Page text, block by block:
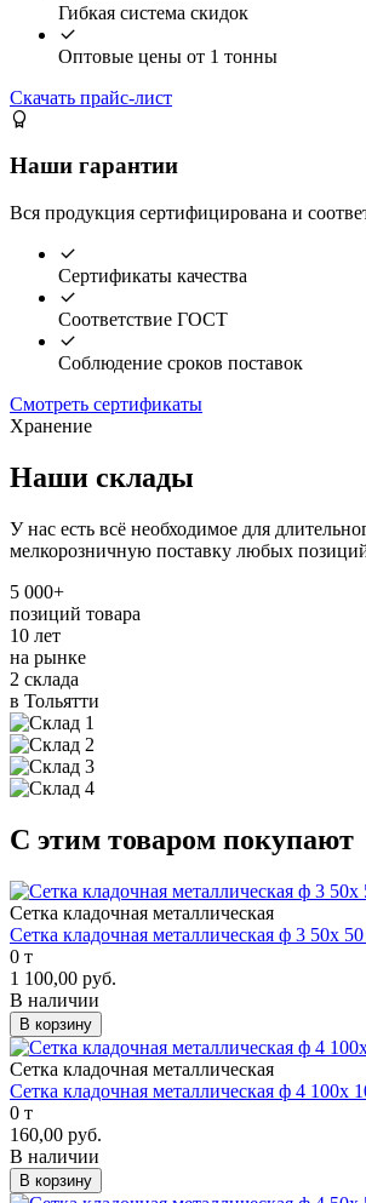
Гибкая система скидок
Оптовые цены от 1 тонны
Скачать прайс-лист
Наши гарантии
Вся продукция сертифицирована и
Сертификаты качества
Соответствие ГОСТ
Соблюдение сроков поставок
Смотреть сертификаты
Хранение
Наши склады
У нас есть всё необходимое для
мелкорозничную поставку любых
5 000+
позиций товара
10 лет
на рынке
2 склада
в Тольятти
С этим товаром покупают
Сетка кладочная металлическая
Сетка кладочная металлическая ф 3 50х
0 т
1 100,00 руб.
В наличии
В корзину
Сетка кладочная металлическая
Сетка кладочная металлическая ф 4 100х
0 т
160,00 руб.
В наличии
В корзину